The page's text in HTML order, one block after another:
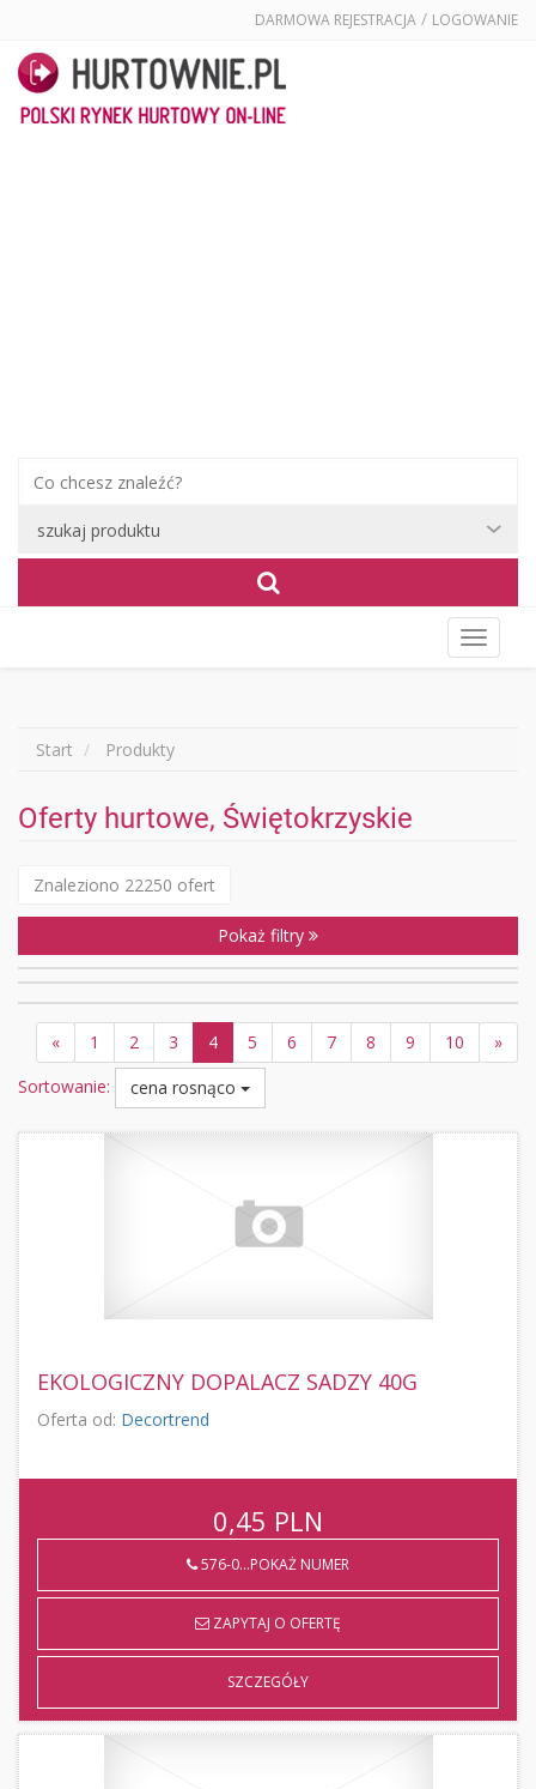
DARMOWA REJESTRACJA / LOGOWANIE
menu
Start Produkty
Oferty hurtowe, Świętokrzyskie
Znaleziono 22250 ofert
Pokaż filtry
« 1 2 3 4 5 6 7 8 9 10
»
Sortowanie:
cena rosnąco
EKOLOGICZNY DOPALACZ SADZY 40G
Oferta od: Decortrend
0,45 PLN
576-0...POKAŻ NUMER
ZAPYTAJ O OFERTĘ
SZCZEGÓŁY